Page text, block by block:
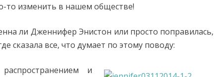
то изменить в нашем обществе!
ли Дженнифер Энистон или просто поправилась,
сказала все, что думает по этому поводу:
и